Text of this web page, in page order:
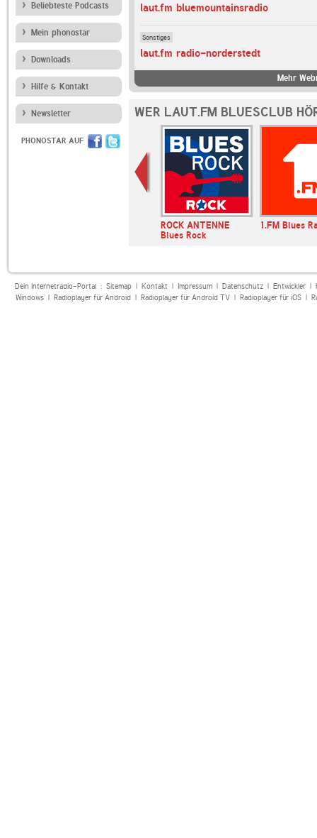
Beliebteste Podcasts
Mein phonostar
Downloads
Hilfe & Kontakt
Newsletter
PHONOSTAR AUF
laut.fm bluemountainsradio
Sonstiges
laut.fm radio-norderstedt
Mehr
WER LAUT.FM BLUESCLUB
ROCK ANTENNE
Blues Rock
1.FM Blues
Dein Internetradio-Portal : Sitemap| Kontakt| Impressum| Datenschutz| Entwickler|
Windows| Radioplayer für Android| Radioplayer für Android TV| Radioplayer für iOS|